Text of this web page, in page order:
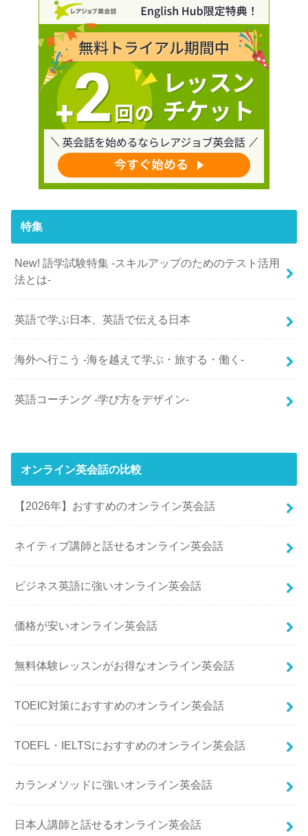
特集
New! 語学試験特集 -スキルアップのためのテスト活用
法とは-
英語で学ぶ日本、英語で伝える日本
海外へ行こう -海を越えて学ぶ・旅する・働く-
英語コーチング -学び方をデザイン-
オンライン英会話の比較
【2026年】おすすめのオンライン英会話
ネイティブ講師と話せるオンライン英会話
ビジネス英語に強いオンライン英会話
価格が安いオンライン英会話
無料体験レッスンがお得なオンライン英会話
TOEIC対策におすすめのオンライン英会話
TOEFL・IELTSにおすすめのオンライン英会話
カランメソッドに強いオンライン英会話
日本人講師と話せるオンライン英会話